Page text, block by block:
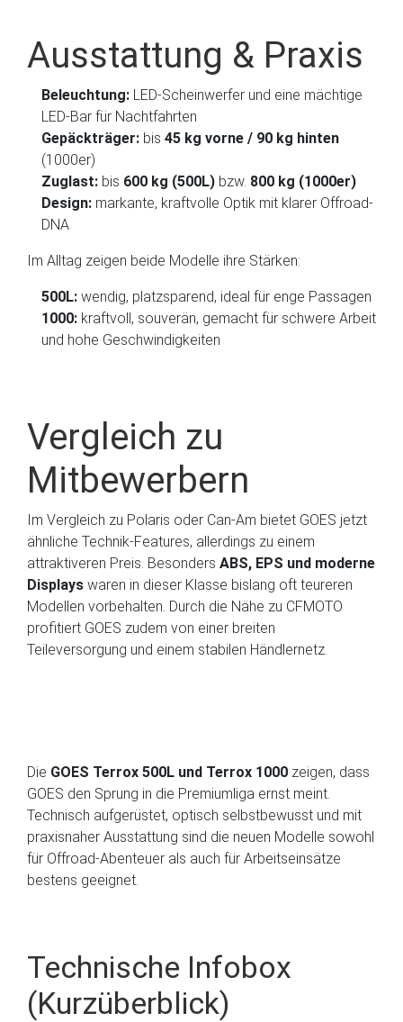
Ausstattung & Praxis
Beleuchtung: LED-Scheinwerfer und eine mächtige
LED-Bar für Nachtfahrten
Gepäckträger: bis 45 kg vorne / 90 kg hinten
(1000er)
Zuglast: bis 600 kg (500L) bzw. 800 kg (1000er)
Design: markante, kraftvolle Optik mit klarer Offroad-
DNA
Im Alltag zeigen beide Modelle ihre Stärken:
500L: wendig, platzsparend, ideal für enge Passagen
1000: kraftvoll, souverän, gemacht für schwere Arbeit
und hohe Geschwindigkeiten
Vergleich zu
Mitbewerbern
Im Vergleich zu Polaris oder Can-Am bietet GOES jetzt
ähnliche Technik-Features, allerdings zu einem
attraktiveren Preis. Besonders ABS, EPS und moderne
Displays waren in dieser Klasse bislang oft teureren
Modellen vorbehalten. Durch die Nähe zu CFMOTO
profitiert GOES zudem von einer breiten
Teileversorgung und einem stabilen Händlernetz.
Die GOES Terrox 500L und Terrox 1000 zeigen, dass
GOES den Sprung in die Premiumliga ernst meint.
Technisch aufgerüstet, optisch selbstbewusst und mit
praxisnaher Ausstattung sind die neuen Modelle sowohl
für Offroad-Abenteuer als auch für Arbeitseinsätze
bestens geeignet.
Technische Infobox
(Kurzüberblick)